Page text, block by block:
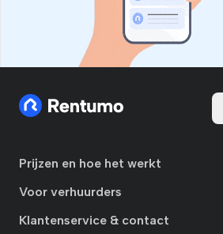
Prijzen en hoe het werkt
Voor verhuurders
Klantenservice & contact